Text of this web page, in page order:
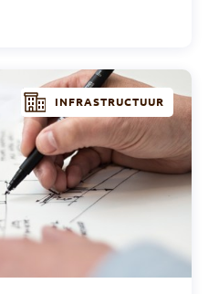
INFRASTRUCTUUR